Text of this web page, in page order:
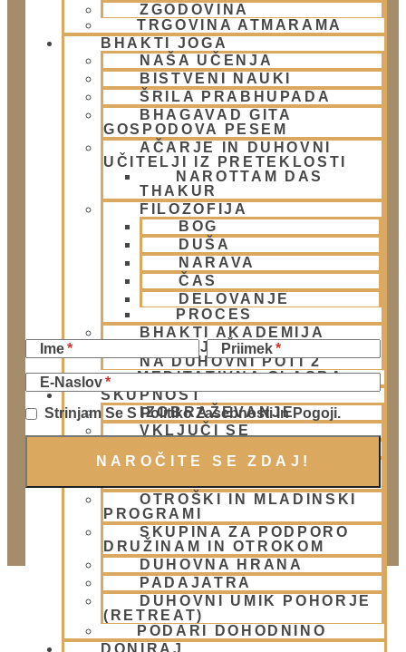
ZGODOVINA
TRGOVINA ATMARAMA
BHAKTI JOGA
NAŠA UČENJA
BISTVENI NAUKI
ŠRILA PRABHUPADA
BHAGAVAD GITA
GOSPODOVA PESEM
AČARJE IN DUHOVNI
UČITELJI IZ PRETEKLOSTI
NAROTTAM DAS
THAKUR
FILOZOFIJA
BOG
DUŠA
NARAVA
ČAS
DELOVANJE
PROCES
BHAKTI AKADEMIJA
KLJUČNE VREDNOTE
NA DUHOVNI POTI 2
MEDITATIVNA GLASBA
SKUPNOST
IZOBRAŽEVANJE
VKLJUČI SE
DELOVNE SKUPINE
CENTRI IN SANGE PO
OTROŠKI IN MLADINSKI
PROGRAMI
SKUPINA ZA PODPORO
DRUŽINAM IN OTROKOM
DUHOVNA HRANA
PADAJATRA
DUHOVNI UMIK POHORJE
(RETREAT)
PODARI DOHODNINO
DONIRAJ
info@harekrisna.net
Naročite se na Krišnove novičke
Ime Priimek
E-Naslov
Strinjam Se S Politiko Zasebnosti In Pogoji.
Facebook